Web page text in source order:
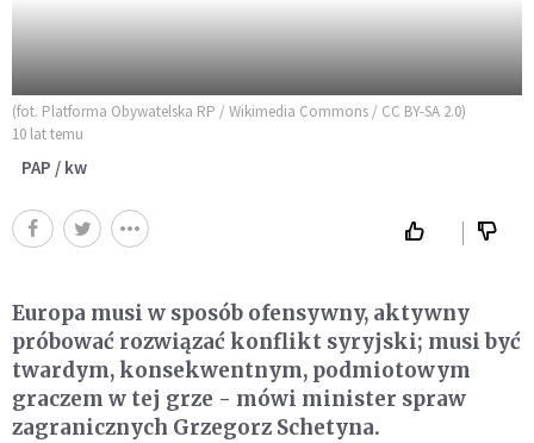
(fot. Platforma Obywatelska RP / Wikimedia Commons / CC BY-SA 2.0)
10 lat temu
PAP / kw
Europa musi w sposób ofensywny, aktywny
próbować rozwiązać konflikt syryjski; musi być
twardym, konsekwentnym, podmiotowym
graczem w tej grze - mówi minister spraw
zagranicznych Grzegorz Schetyna.